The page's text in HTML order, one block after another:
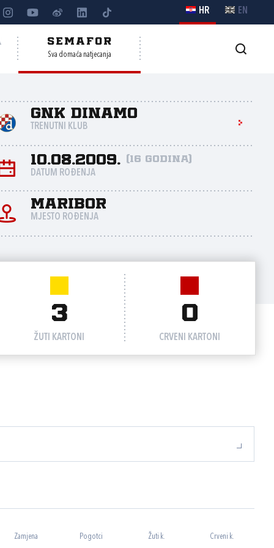
HR EN
SEMAFOR
Sva domaća natjecanja
GNK Dinamo
TRENUTNI KLUB
10.08.2009. (16 godina)
DATUM ROĐENJA
Maribor
MJESTO ROĐENJA
3
ŽUTI KARTONI
0
CRVENI KARTONI
Zamjena Pogotci Žuti k. Crveni k.